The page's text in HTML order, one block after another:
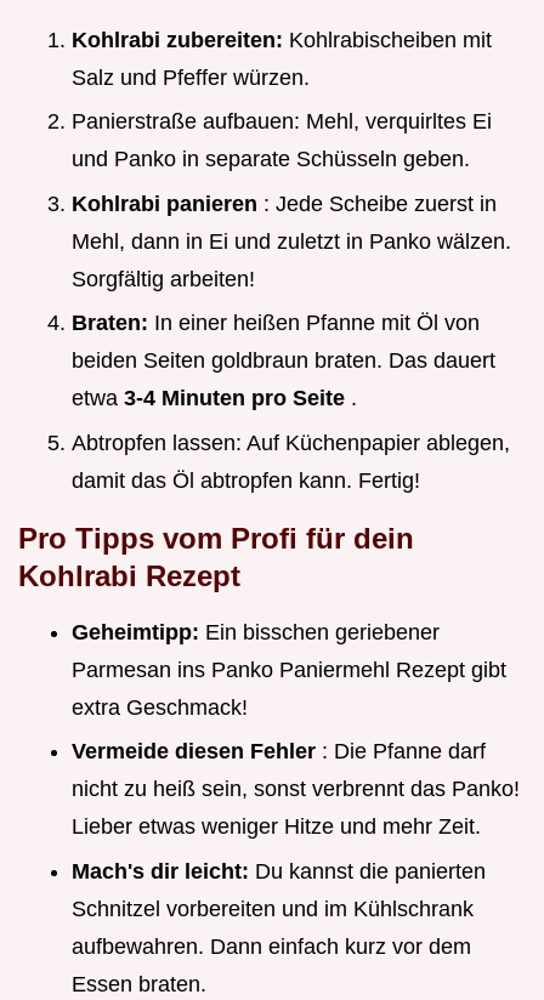
Kohlrabi zubereiten: Kohlrabischeiben mit
Salz und Pfeffer würzen.
Panierstraße aufbauen: Mehl, verquirltes Ei
und Panko in separate Schüsseln geben.
Kohlrabi panieren : Jede Scheibe zuerst in
Mehl, dann in Ei und zuletzt in Panko wälzen.
Sorgfältig arbeiten!
Braten: In einer heißen Pfanne mit Öl von
beiden Seiten goldbraun braten. Das dauert
etwa 3-4 Minuten pro Seite .
Abtropfen lassen: Auf Küchenpapier ablegen,
damit das Öl abtropfen kann. Fertig!
Pro Tipps vom Profi für dein
Kohlrabi Rezept
Geheimtipp: Ein bisschen geriebener
Parmesan ins Panko Paniermehl Rezept gibt
extra Geschmack!
Vermeide diesen Fehler : Die Pfanne darf
nicht zu heiß sein, sonst verbrennt das Panko!
Lieber etwas weniger Hitze und mehr Zeit.
Mach's dir leicht: Du kannst die panierten
Schnitzel vorbereiten und im Kühlschrank
aufbewahren. Dann einfach kurz vor dem
Essen braten.